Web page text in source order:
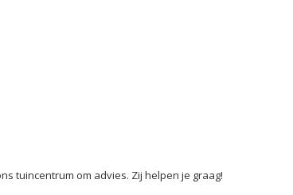
tuincentrum om advies. Zij helpen je graag!